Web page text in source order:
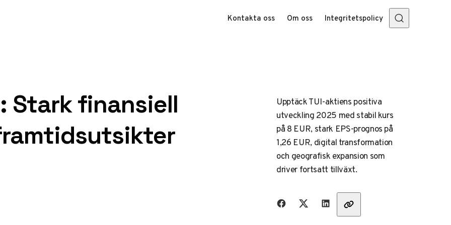
Kontakta oss Om oss Integritetspolicy
Stark finansiell
Upptäck TUI-aktiens positiva
utveckling 2025 med stabil kurs
på 8 EUR, stark EPS-prognos på
1,26 EUR, digital transformation
och geografisk expansion som
driver fortsatt tillväxt.
Dela med vänner